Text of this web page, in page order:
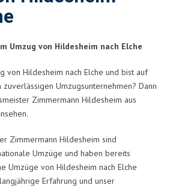
Umzug von Hildesheim nach Elche
von Hildesheim nach Elche und bist auf
Umzugsunternehmen? Dann
Zimmermann Hildesheim aus
Zimmermann Hildesheim sind
Umzüge und haben bereits
Umzüge von Hildesheim nach Elche
Erfahrung und unser